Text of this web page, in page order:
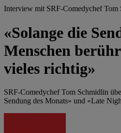
Interview mit SRF-Comedychef Tom
«Solange die
Menschen
vieles richtig»
SRF-Comedychef Tom Schmidlin
Sendung des Monats» und «Late